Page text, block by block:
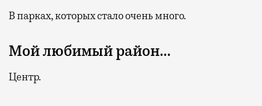
В парках, которых стало очень много.
Мой любимый район…
Центр.